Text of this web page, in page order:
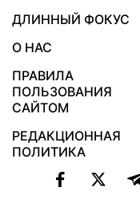
ДЛИННЫЙ ФОКУС
О НАС
ПРАВИЛА
ПОЛЬЗОВАНИЯ
САЙТОМ
РЕДАКЦИОННАЯ
ПОЛИТИКА